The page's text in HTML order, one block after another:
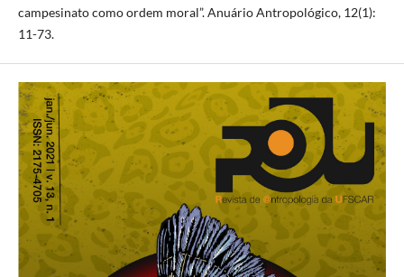
campesinato como ordem moral”. Anuário Antropológico, 12(1):
11-73.